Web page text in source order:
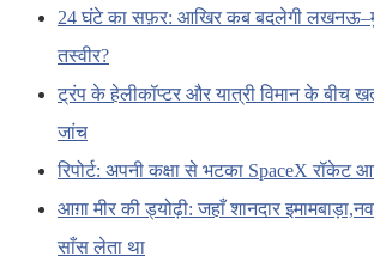
24 घंटे का सफ़र: आखिर कब बदलेगी
तस्वीर?
ट्रंप के हेलीकॉप्टर और यात्री विमान के बीच
जांच
रिपोर्ट: अपनी कक्षा से भटका SpaceX रॉकेट
आग़ा मीर की ड्योढ़ी: जहाँ शानदार
साँस लेता था